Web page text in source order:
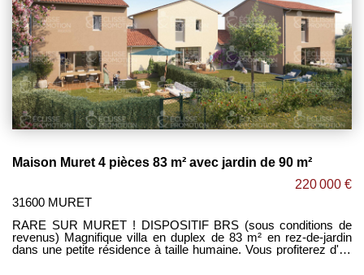
Maison Muret 4 pièces 83 m² avec jardin de 90 m²
220 000 €
31600 MURET
RARE SUR MURET ! DISPOSITIF BRS (sous conditions de
revenus) Magnifique villa en duplex de 83 m² en rez-de-jardin
dans une petite résidence à taille humaine. Vous profiterez d'un